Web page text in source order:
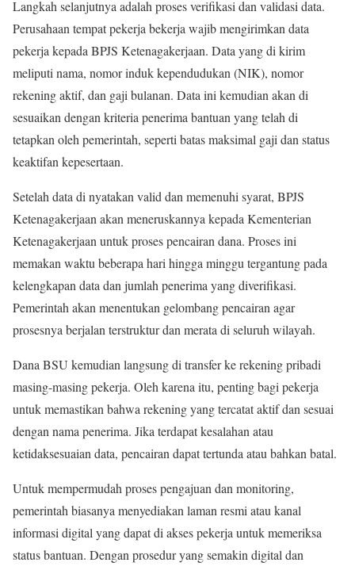
Langkah selanjutnya adalah proses verifikasi dan validasi data.
Perusahaan tempat pekerja bekerja wajib mengirimkan data
pekerja kepada BPJS Ketenagakerjaan. Data yang di kirim
meliputi nama, nomor induk kependudukan (NIK), nomor
rekening aktif, dan gaji bulanan. Data ini kemudian akan di
sesuaikan dengan kriteria penerima bantuan yang telah di
tetapkan oleh pemerintah, seperti batas maksimal gaji dan status
keaktifan kepesertaan.
Setelah data di nyatakan valid dan memenuhi syarat, BPJS
Ketenagakerjaan akan meneruskannya kepada Kementerian
Ketenagakerjaan untuk proses pencairan dana. Proses ini
memakan waktu beberapa hari hingga minggu tergantung pada
kelengkapan data dan jumlah penerima yang diverifikasi.
Pemerintah akan menentukan gelombang pencairan agar
prosesnya berjalan terstruktur dan merata di seluruh wilayah.
Dana BSU kemudian langsung di transfer ke rekening pribadi
masing-masing pekerja. Oleh karena itu, penting bagi pekerja
untuk memastikan bahwa rekening yang tercatat aktif dan sesuai
dengan nama penerima. Jika terdapat kesalahan atau
ketidaksesuaian data, pencairan dapat tertunda atau bahkan batal.
Untuk mempermudah proses pengajuan dan monitoring,
pemerintah biasanya menyediakan laman resmi atau kanal
informasi digital yang dapat di akses pekerja untuk memeriksa
status bantuan. Dengan prosedur yang semakin digital dan